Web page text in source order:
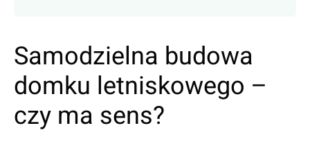
Samodzielna budowa
domku letniskowego –
czy ma sens?